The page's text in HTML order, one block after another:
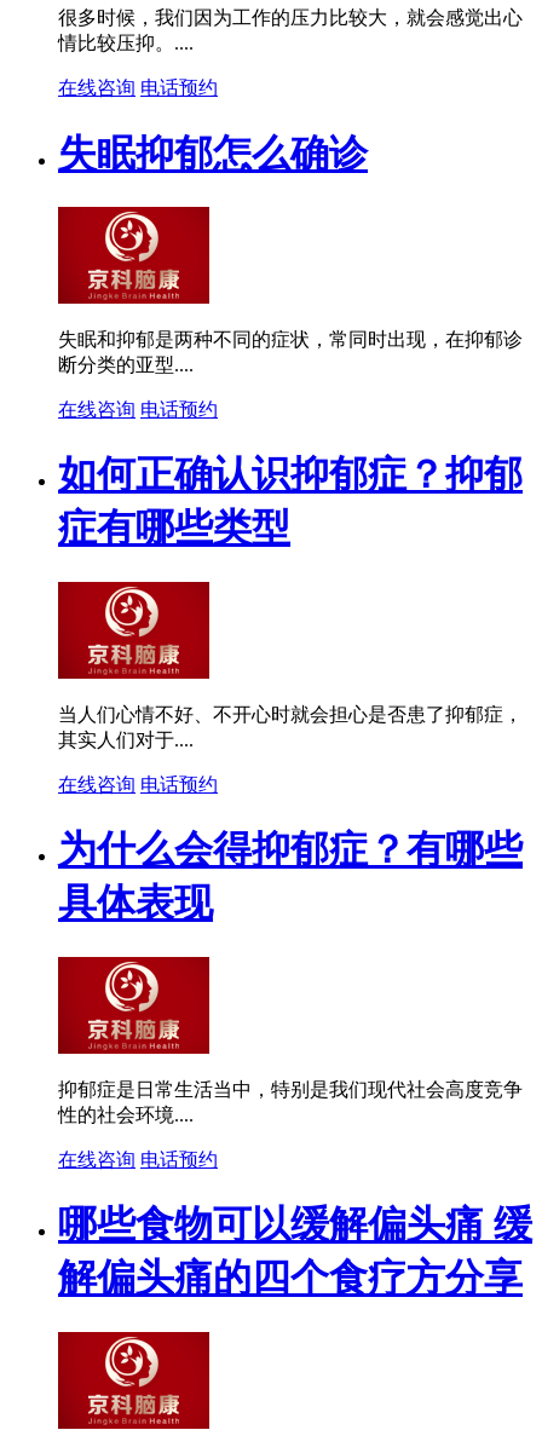
很多时候，我们因为工作的压力比较大，就会感觉出心
情比较压抑。....
在线咨询 电话预约
失眠抑郁怎么确诊
失眠和抑郁是两种不同的症状，常同时出现，在抑郁诊
断分类的亚型....
在线咨询 电话预约
如何正确认识抑郁症？抑郁
症有哪些类型
当人们心情不好、不开心时就会担心是否患了抑郁症，
其实人们对于....
在线咨询 电话预约
为什么会得抑郁症？有哪些
具体表现
抑郁症是日常生活当中，特别是我们现代社会高度竞争
性的社会环境....
在线咨询 电话预约
哪些食物可以缓解偏头痛 缓
解偏头痛的四个食疗方分享